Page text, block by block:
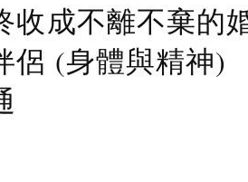
收成不離不棄的
侶 (身體與精神)